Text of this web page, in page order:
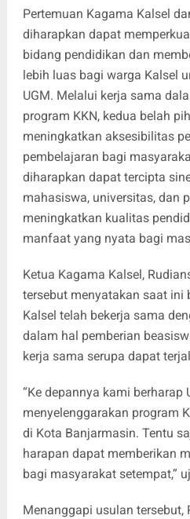
Pertemuan Kagama Kalsel
diharapkan dapat
bidang pendidikan dan
lebih luas bagi warga Kalsel
UGM. Melalui kerja sama
program KKN, kedua belah
meningkatkan aksesibilitas
pembelajaran bagi
diharapkan dapat tercipta
mahasiswa, universitas, dan
meningkatkan kualitas
manfaat yang nyata bagi
Ketua Kagama Kalsel,
tersebut menyatakan saat ini
Kalsel telah bekerja sama
dalam hal pemberian
kerja sama serupa dapat
“Ke depannya kami berharap
menyelenggarakan program
di Kota Banjarmasin. Tentu
harapan dapat memberikan
bagi masyarakat setempat,”
Menanggapi usulan tersebut,